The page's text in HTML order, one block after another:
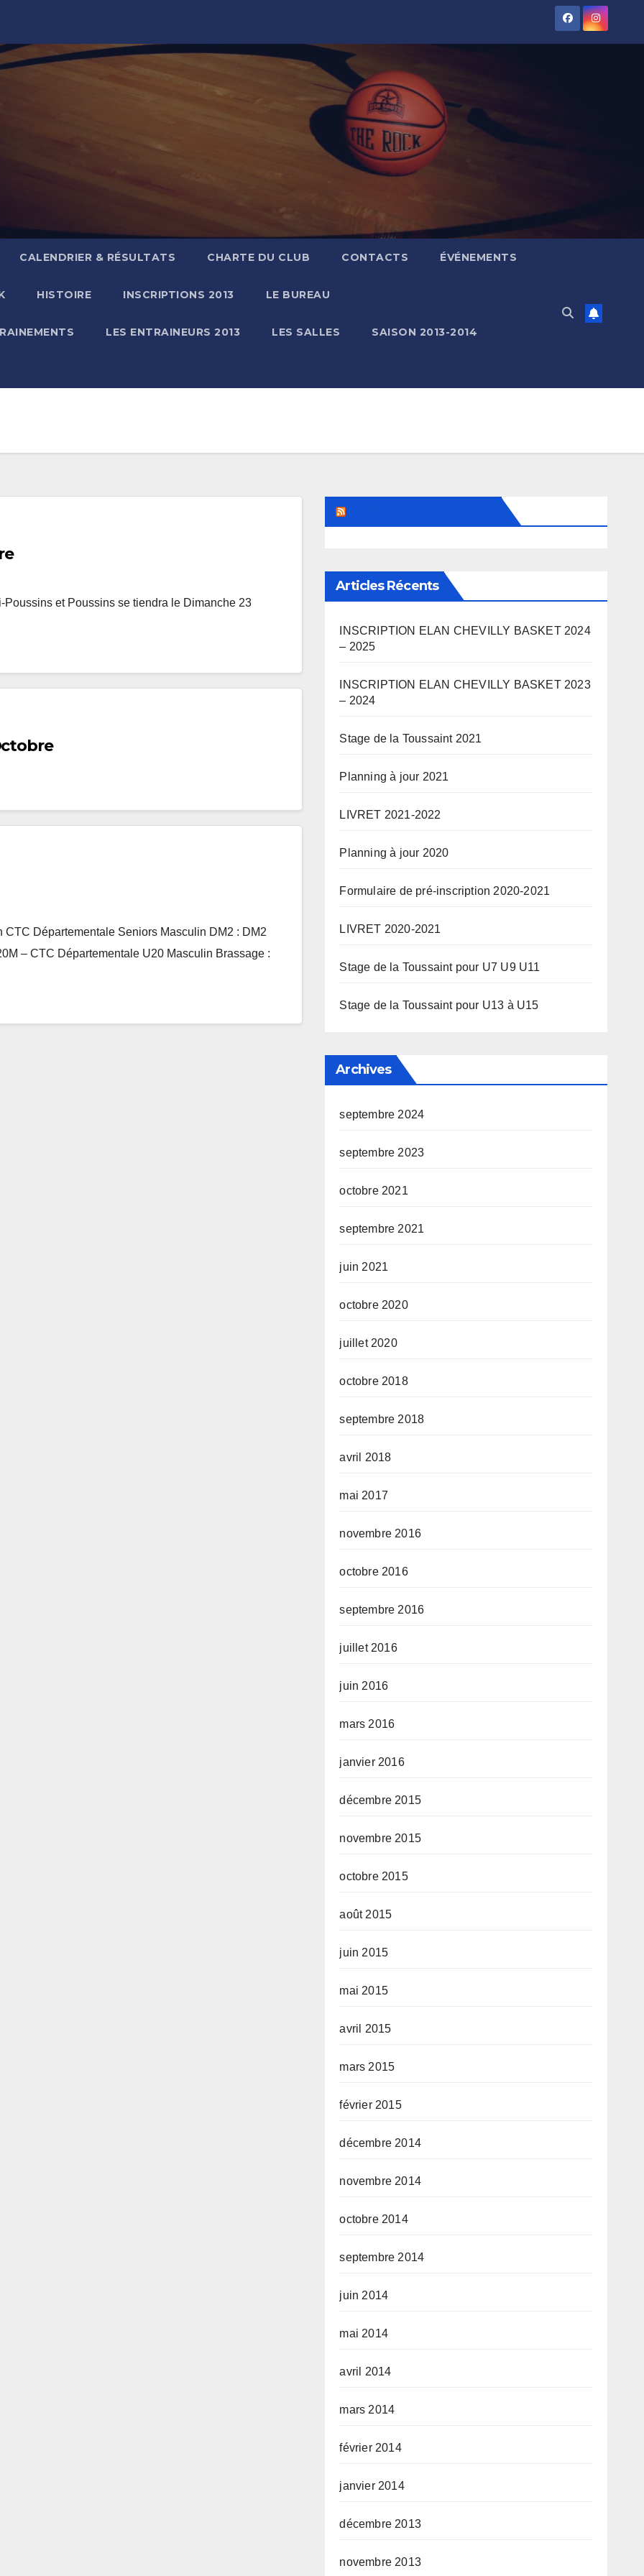
CALENDRIER & RÉSULTATS CHARTE DU CLUB CONTACTS ÉVÉNEMENTS
HISTOIRE INSCRIPTIONS 2013 LE BUREAU
LES ENTRAINEURS 2013 LES SALLES SAISON 2013-2014
et Poussins se tiendra le Dimanche 23
Départementale Seniors Masculin DM2 : DM2
– CTC Départementale U20 Masculin Brassage :
Articles Récents
INSCRIPTION ELAN CHEVILLY BASKET 2024
– 2025
INSCRIPTION ELAN CHEVILLY BASKET 2023
– 2024
Stage de la Toussaint 2021
Planning à jour 2021
LIVRET 2021-2022
Planning à jour 2020
Formulaire de pré-inscription 2020-2021
LIVRET 2020-2021
Stage de la Toussaint pour U7 U9 U11
Stage de la Toussaint pour U13 à U15
Archives
septembre 2024
septembre 2023
octobre 2021
septembre 2021
juin 2021
octobre 2020
juillet 2020
octobre 2018
septembre 2018
avril 2018
mai 2017
novembre 2016
octobre 2016
septembre 2016
juillet 2016
juin 2016
mars 2016
janvier 2016
décembre 2015
novembre 2015
octobre 2015
août 2015
juin 2015
mai 2015
avril 2015
mars 2015
février 2015
décembre 2014
novembre 2014
octobre 2014
septembre 2014
juin 2014
mai 2014
avril 2014
mars 2014
février 2014
janvier 2014
décembre 2013
novembre 2013